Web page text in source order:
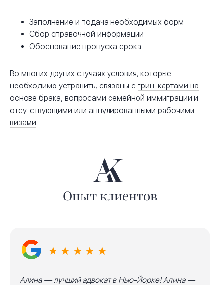
Заполнение и подача необходимых форм
Сбор справочной информации
Обоснование пропуска срока
Во многих других случаях условия, которые
необходимо устранить, связаны с грин-картами на
основе брака, вопросами семейной иммиграции и
отсутствующими или аннулированными рабочими
визами.
Опыт клиентов
★ ★ ★ ★ ★
Алина — лучший адвокат в Нью-Йорке! Алина —